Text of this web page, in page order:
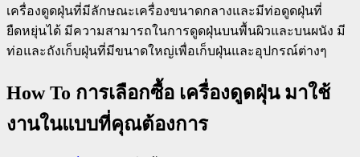
เครื่องดูดฝุ่นที่มีลักษณะเครื่องขนาดกลางและมีท่อดูดฝุ่นที่
ยืดหยุ่นได้ มีความสามารถในการดูดฝุ่นบนพื้นผิวและบนผนัง มี
ท่อและถังเก็บฝุ่นที่มีขนาดใหญ่เพื่อเก็บฝุ่นและอุปกรณ์ต่างๆ
How To การเลือกซื้อ เครื่องดูดฝุ่น มาใช้
งานในแบบที่คุณต้องการ